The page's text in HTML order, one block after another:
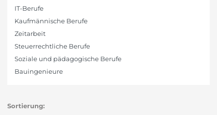
IT-Berufe
Kaufmännische Berufe
Zeitarbeit
Steuerrechtliche Berufe
Soziale und pädagogische Berufe
Bauingenieure
Sortierung: